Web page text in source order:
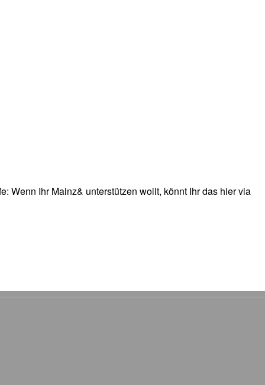
Wenn Ihr Mainz& unterstützen wollt, könnt Ihr das hier via